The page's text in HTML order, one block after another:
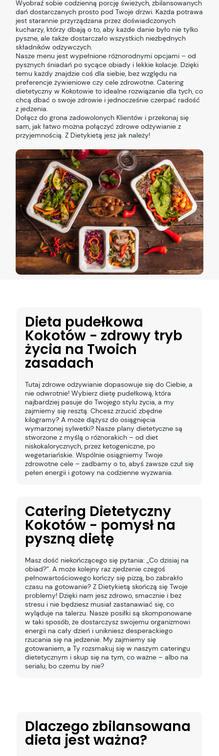
Wyobraź sobie codzienną porcję świeżych, zbilansowanych
dań dostarczanych prosto pod Twoje drzwi. Każda potrawa
jest starannie przyrządzana przez doświadczonych
kucharzy, którzy dbają o to, aby każde danie było nie tylko
pyszne, ale także dostarczało wszystkich niezbędnych
składników odżywczych.
Nasze menu jest wypełnione różnorodnymi opcjami – od
pysznych śniadań po sycące obiady i lekkie kolacje. Dzięki
temu każdy znajdzie coś dla siebie, bez względu na
preferencje żywieniowe czy cele zdrowotne. Catering
dietetyczny w Kokotowie to idealne rozwiązanie dla tych, co
chcą dbać o swoje zdrowie i jednocześnie czerpać radość
z jedzenia.
Dołącz do grona zadowolonych Klientów i przekonaj się
sam, jak łatwo można połączyć zdrowe odżywianie z
przyjemnością. Z Dietykietą jesz jak należy!
Dieta pudełkowa
Kokotów - zdrowy tryb
życia na Twoich
zasadach
Tutaj zdrowe odżywianie dopasowuje się do Ciebie, a
nie odwrotnie! Wybierz dietę pudełkową, która
najbardziej pasuje do Twojego stylu życia, a my
zajmiemy się resztą. Chcesz zrzucić zbędne
kilogramy? A może dążysz do osiągnięcia
wymarzonej sylwetki? Nasze plany dietetyczne są
stworzone z myślą o różnorakich – od diet
niskokalorycznych, przez ketogeniczne, po
wegetariańskie. Wspólnie osiągniemy Twoje
zdrowotne cele – zadbamy o to, abyś zawsze czuł się
pełen energii i gotowy na codzienne wyzwania.
Catering Dietetyczny
Kokotów - pomysł na
pyszną dietę
Masz dość niekończącego się pytania: „Co dzisiaj na
obiad?”. A może kolejny raz zjedzenie czegoś
pełnowartościowego kończy się pizzą, bo zabrakło
czasu na gotowanie? Z Dietykietą skończą się Twoje
problemy! Dzięki nam jesz zdrowo, smacznie i bez
stresu i nie będziesz musiał zastanawiać się, co
wyląduje na talerzu. Nasze posiłki są skomponowane
w taki sposób, że dostarczysz swojemu organizmowi
energii na cały dzień i unikniesz desperackiego
rzucania się na jedzenie. My zajmiemy się
gotowaniem, a Ty rozsmakuj się w naszym cateringu
dietetycznym i skup się na tym, co ważne – albo na
serialu, bo czemu by nie?
Dlaczego zbilansowana
dieta jest ważna?